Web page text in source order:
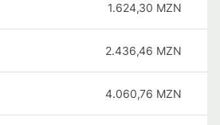
1.624,30 MZN
2.436,46 MZN
4.060,76 MZN